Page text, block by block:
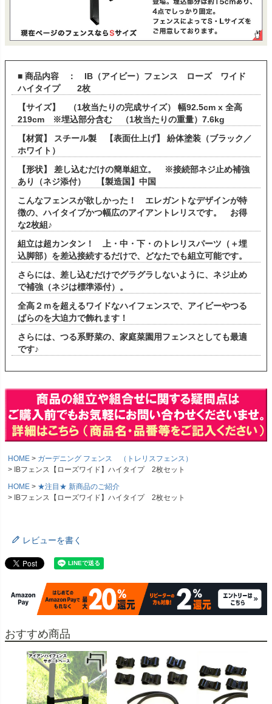
■ 商品内容 ： IB（アイビー）フェンス ローズ ワイド
ハイタイプ 2枚
【サイズ】 （1枚当たりの完成サイズ） 幅92.5cm x 全高
219cm ※埋込部分含む （1枚当たりの重量）7.6kg
【材質】 スチール製 【表面仕上げ】 紛体塗装（ブラック／
ホワイト）
【形状】 差し込むだけの簡単組立。 ※接続部ネジ止め補強
あり（ネジ添付） 【製造国】中国
こんなフェンスが欲しかった！ エレガントなデザインが特
徴の、ハイタイプかつ幅広のアイアントレリスです。 お得
な2枚組♪
組立は超カンタン！ 上・中・下・のトレリスパーツ（＋埋
込脚部）を差込接続するだけで、どなたでも組立可能です。
さらには、差し込むだけでグラグラしないように、ネジ止め
で補強（ネジは標準添付）。
全高２ｍを超えるワイドなハイフェンスで、アイビーやつる
ばらのを大迫力で飾れます！
さらには、つる系野菜の、家庭菜園用フェンスとしても最適
です♪
HOME
ガーデニング フェンス （トレリスフェンス）
IBフェンス【ローズワイド】ハイタイプ 2枚セット
HOME
★注目★ 新商品のご紹介
IBフェンス【ローズワイド】ハイタイプ 2枚セット
レビューを書く
おすすめ商品